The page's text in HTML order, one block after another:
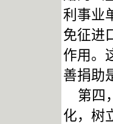
利事业
免征进
作用。
善捐助
第四
化，树